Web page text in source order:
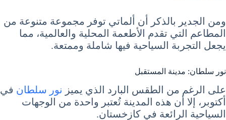
ومن الجدير بالذكر أن ألماتي توفر مجموعة متنوعة من
المطاعم التي تقدم الأطعمة المحلية والعالمية، مما
يجعل التجربة السياحية فيها شاملة وممتعة.
نور سلطان: مدينة المستقبل
على الرغم من الطقس البارد الذي يميز نور سلطان في
أكتوبر، إلا أن هذه المدينة تُعتبر واحدة من الوجهات
السياحية الرائعة في كازخستان.